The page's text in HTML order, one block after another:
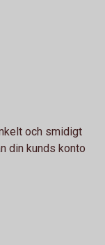
och smidigt
din kunds konto